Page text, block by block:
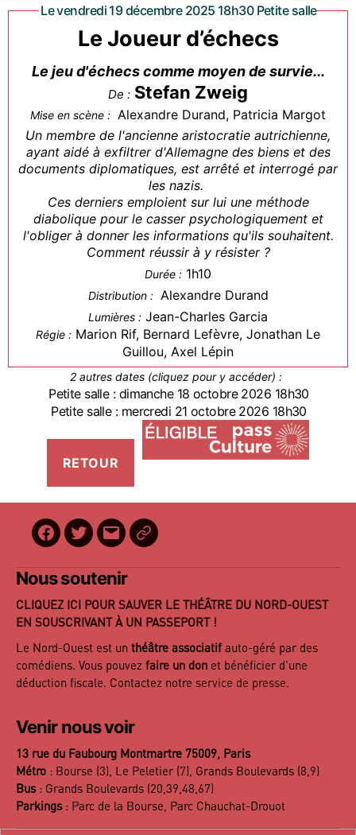
Le vendredi 19 décembre 2025 18h30 Petite salle
Le Joueur d’échecs
Le jeu d'échecs comme moyen de survie...
De : Stefan Zweig
Mise en scène : Alexandre Durand, Patricia Margot
Un membre de l'ancienne aristocratie autrichienne,
ayant aidé à exfiltrer d'Allemagne des biens et des
documents diplomatiques, est arrêté et interrogé par
les nazis.
Ces derniers emploient sur lui une méthode
diabolique pour le casser psychologiquement et
l'obliger à donner les informations qu'ils souhaitent.
Comment réussir à y résister ?
Durée : 1h10
Distribution : Alexandre Durand
Lumières : Jean-Charles Garcia
Régie : Marion Rif, Bernard Lefèvre, Jonathan Le
Guillou, Axel Lépin
2 autres dates (cliquez pour y accéder) :
Petite salle : dimanche 18 octobre 2026 18h30
Petite salle : mercredi 21 octobre 2026 18h30
Facebook
Twitter
E-
mail
BilletReduc
Nous soutenir
CLIQUEZ ICI POUR SAUVER LE THÉÂTRE DU NORD-OUEST
EN SOUSCRIVANT À UN PASSEPORT !
Le Nord-Ouest est un théâtre associatif auto-géré par des
comédiens. Vous pouvez faire un don et bénéficier d’une
déduction fiscale. Contactez notre service de presse.
Venir nous voir
13 rue du Faubourg Montmartre 75009, Paris
Métro : Bourse (3), Le Peletier (7), Grands Boulevards (8,9)
Bus: Grands Boulevards (20,39,48,67)
Parkings: Parc de la Bourse, Parc Chauchat-Drouot